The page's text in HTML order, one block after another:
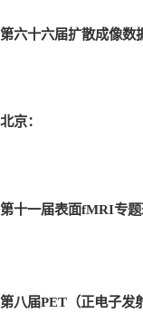
第六十六届扩散成像数
北京：
第十一届表面fMRI专
第八届PET （正电子